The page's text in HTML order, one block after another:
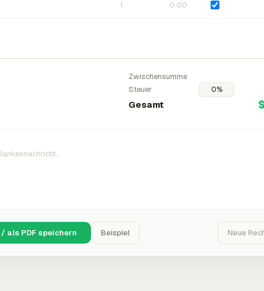
Zwischensumme
Steuer
Gesamt
/ als PDF speichern Beispiel Neue